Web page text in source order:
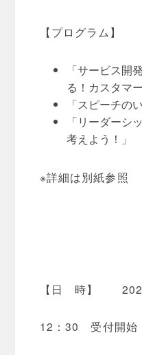
【プログラム】
「サービス開
る！カスタマ
「スピーチの
「リーダーシ
考えよう！」
※詳細は別紙参照
【日 時】 2020
12：30 受付開始